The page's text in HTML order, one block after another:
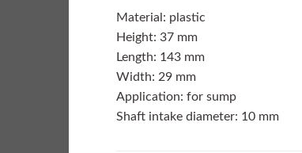
Material: plastic
Height: 37 mm
Length: 143 mm
Width: 29 mm
Application: for sump
Shaft intake diameter: 10 mm